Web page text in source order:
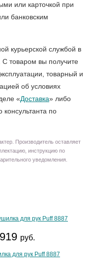
или карточкой при
банковским
курьерской службой в
С товаром вы получите
товарный и
об условиях
«Доставка» либо
консультанта по
Производитель оставляет
инструкцию по
уведомления.
руб.
для рук Puff 8887